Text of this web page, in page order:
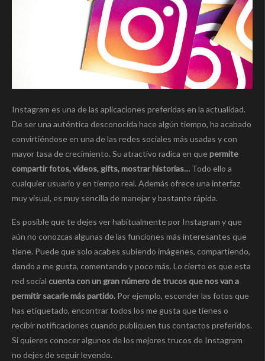
Instagram es una de las aplicaciones preferidas en la actualidad.
De ser una auténtica desconocida hace algún tiempo, ha acabado
convirtiéndose en una de las redes sociales más usadas y con
mayor tasa de crecimiento. Su atractivo radica en quepermite
compartir fotos, vídeos, gifts, mostrar historias… Todo ello a
cualquier usuario y en tiempo real. Además ofrece una interfaz
muy visual, es muy sencilla de manejar y bastante rápida.
Es posible que te dejes ver habitualmente por Instagram y que
aún no conozcas algunas de las funciones más interesantes que
tiene. Puede que solo acabes subiendo imágenes, compartiendo,
dando a me gusta, comentando y poco más. Lo cierto es que esta
red social cuenta con un gran número de trucos que nos van a
permitir sacarle más partido. Por ejemplo, esconder las fotos que
has etiquetado, encontrar todos los me gusta que tienes o
recibir notificaciones cuando publiquen tus contactos preferidos.
Si quieres conocer algunos de los mejores trucos de Instagram
no dejes de seguir leyendo.